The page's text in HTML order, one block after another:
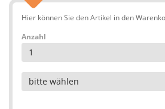
Hier können Sie den Artikel in den
Anzahl
1
Artikel
bitte wählen